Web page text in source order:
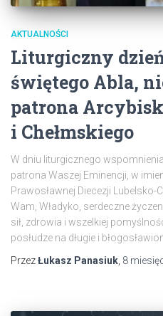
AKTUALNOŚCI
Liturgiczny
świętego Abla,
patrona
i Chełmskiego
W dniu liturgicznego
patrona Waszej Eminencji, w
Prawosławnej Diecezji Lubelsko-
Wam, Władyko, serdeczne
sił, zdrowia i wszelkiej
posłudze na długie i
PrzezŁukasz Panasiuk 8